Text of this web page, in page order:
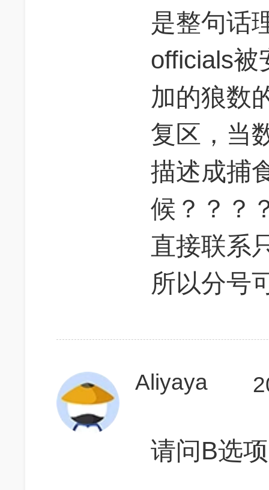
是整句话
officials被
加的狼数
复区，当
描述成捕
候？？？
直接联系
所以分号
Aliyaya
请问B选